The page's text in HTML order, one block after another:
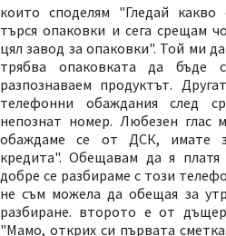
които споделям "Гледай какво
търся опаковки и сега срещам
цял завод за опаковки". Той ми
трябва опаковката да
разпознаваем продуктът.
телефонни обаждания след
непознат номер. Любезен глас
обаждаме се от ДСК, имате
кредита". Обещавам да я
добре се разбираме с този
не съм можела да обещая за
разбиране. второто е от
"Мамо, открих си първата